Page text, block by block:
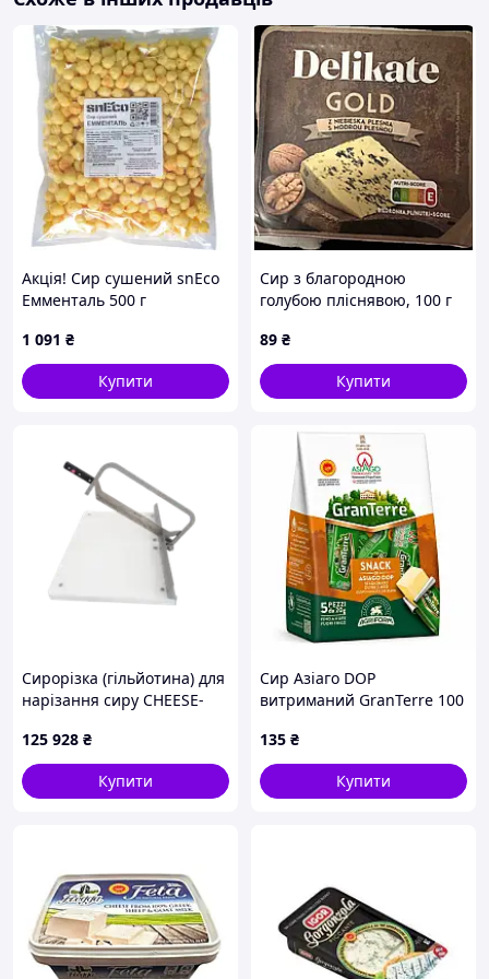
Акція! Сир сушений snEco
Емменталь 500 г
кращою ціною!
1 091 ₴
Купити
Сир з благородною
голубою пліснявою, 100 г
89 ₴
Купити
Сирорізка (гільйотина) для
нарізання сиру CHEESE-
EASE
125 928 ₴
Купити
Сир Азіаго DOP
витриманий GranTerre 100
135 ₴
Купити